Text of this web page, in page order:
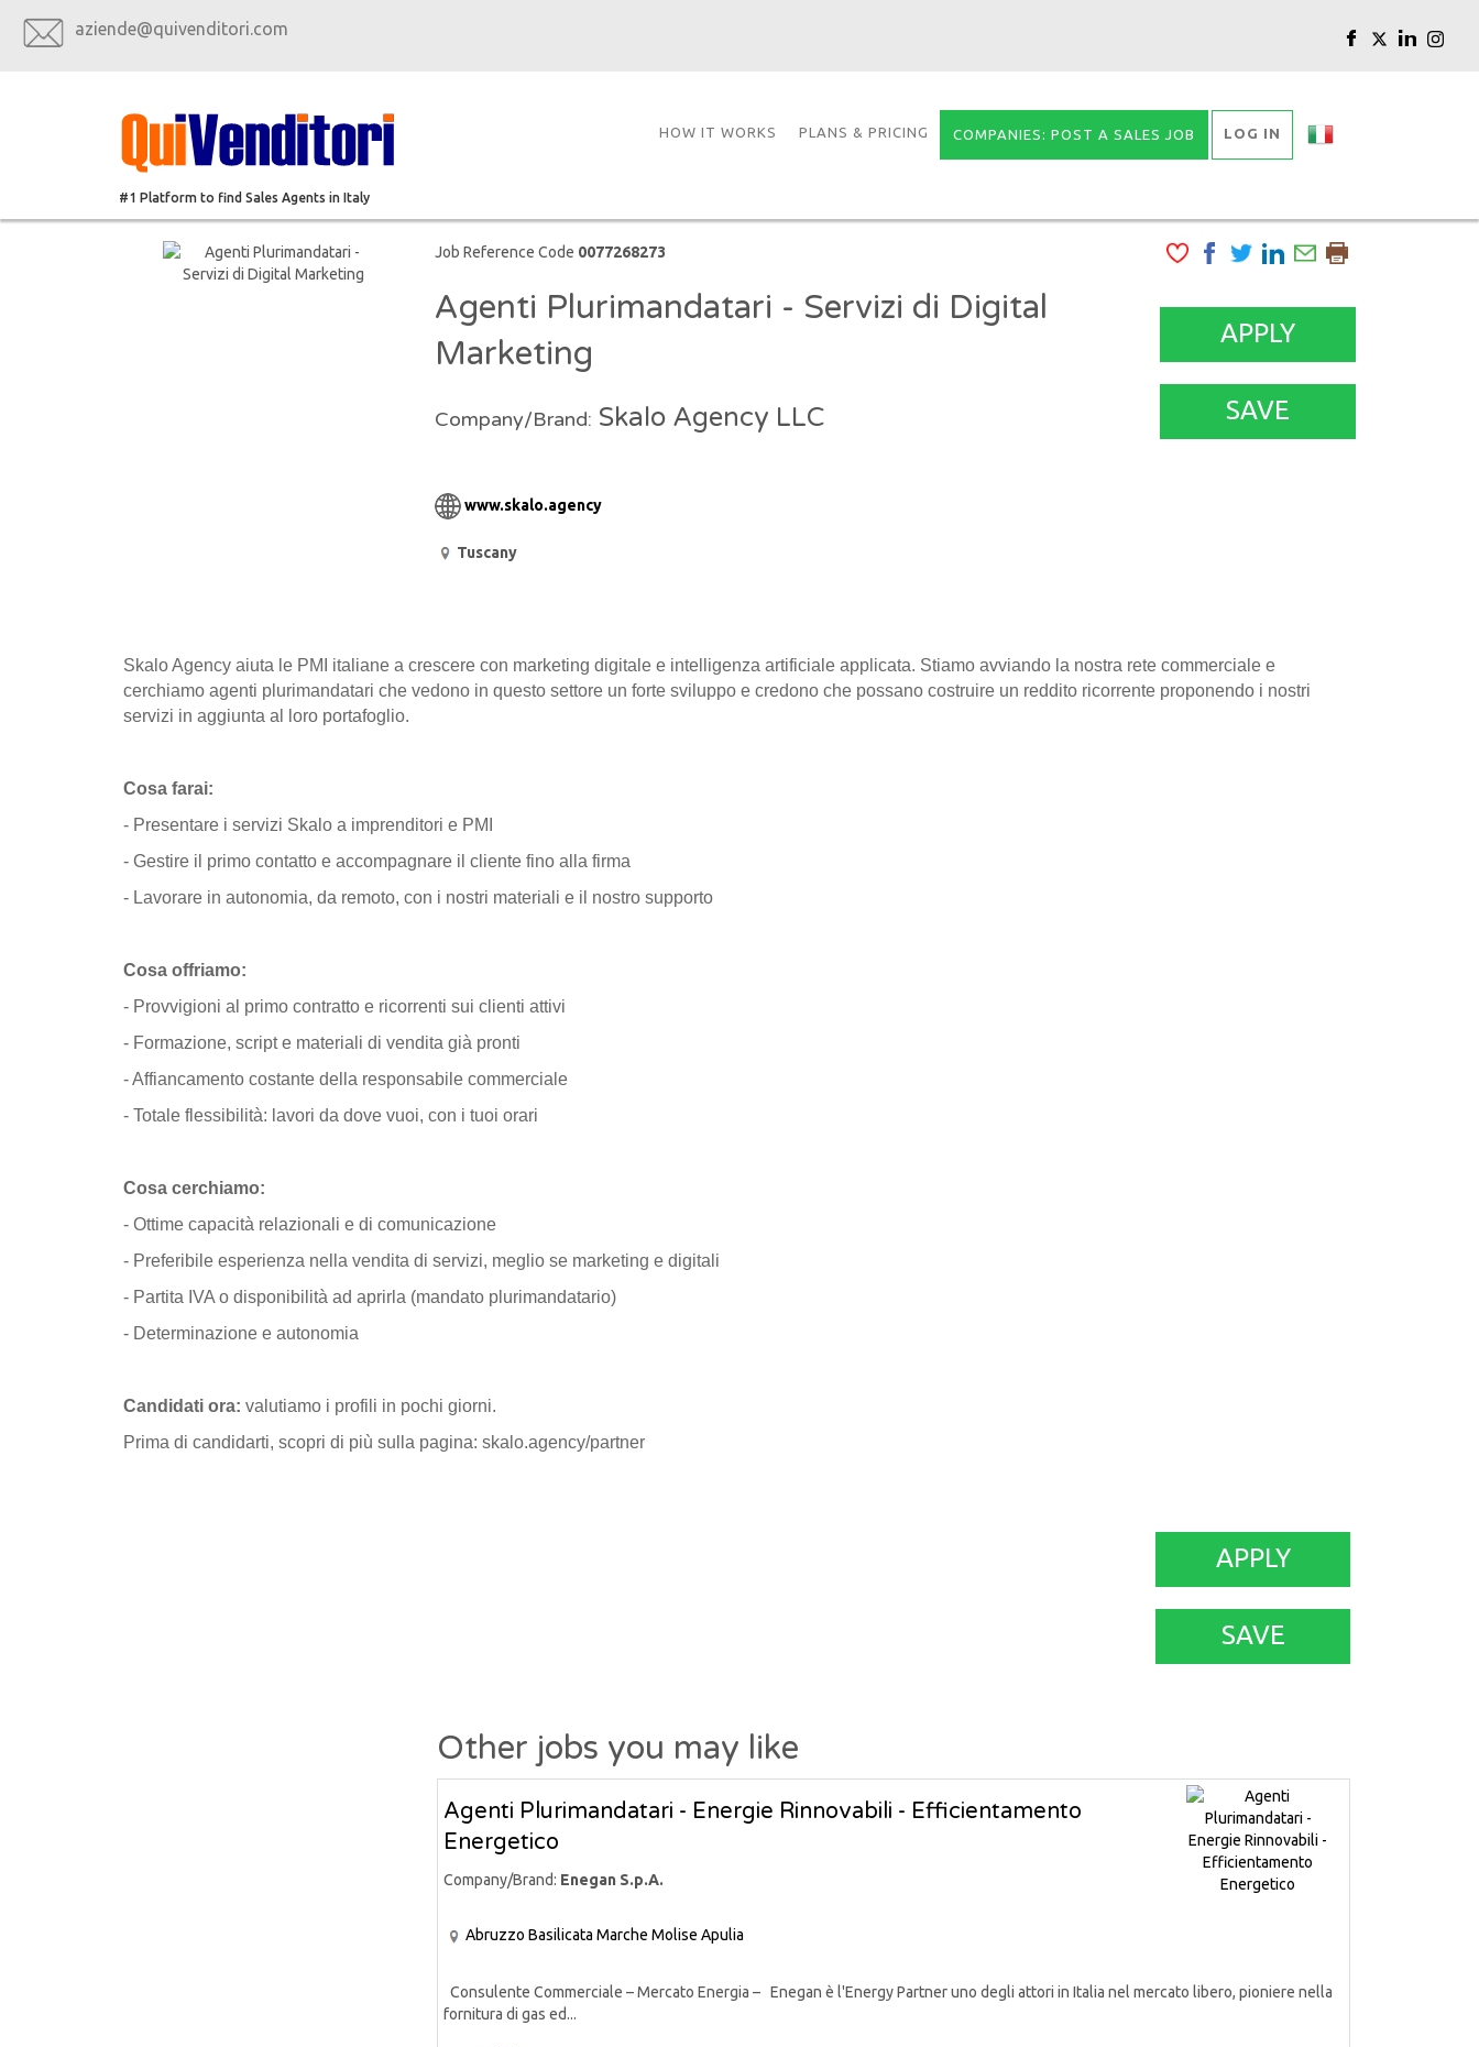
aziende@quivenditori.com
#1 Platform to find Sales Agents in Italy
HOW IT WORKS PLANS & PRICING COMPANIES: POST A SALES JOB LOG IN
Job Reference Code 0077268273
Agenti Plurimandatari - Servizi di Digital
Marketing
Company/Brand: Skalo Agency LLC
www.skalo.agency
Tuscany
APPLY
SAVE
Skalo Agency aiuta le PMI italiane a crescere con marketing digitale e intelligenza artificiale applicata. Stiamo avviando la nostra rete commerciale e
cerchiamo agenti plurimandatari che vedono in questo settore un forte sviluppo e credono che possano costruire un reddito ricorrente proponendo i nostri
servizi in aggiunta al loro portafoglio.
Cosa farai:
- Presentare i servizi Skalo a imprenditori e PMI
- Gestire il primo contatto e accompagnare il cliente fino alla firma
- Lavorare in autonomia, da remoto, con i nostri materiali e il nostro supporto
Cosa offriamo:
- Provvigioni al primo contratto e ricorrenti sui clienti attivi
- Formazione, script e materiali di vendita già pronti
- Affiancamento costante della responsabile commerciale
- Totale flessibilità: lavori da dove vuoi, con i tuoi orari
Cosa cerchiamo:
- Ottime capacità relazionali e di comunicazione
- Preferibile esperienza nella vendita di servizi, meglio se marketing e digitali
- Partita IVA o disponibilità ad aprirla (mandato plurimandatario)
- Determinazione e autonomia
Candidati ora: valutiamo i profili in pochi giorni.
Prima di candidarti, scopri di più sulla pagina: skalo.agency/partner
APPLY
SAVE
Other jobs you may like
Agenti Plurimandatari - Energie Rinnovabili - Efficientamento
Energetico
Company/Brand: Enegan S.p.A.
Abruzzo Basilicata Marche Molise Apulia
Consulente Commerciale – Mercato Energia – Enegan è l'Energy Partner uno degli attori in Italia nel mercato libero, pioniere nella
fornitura di gas ed...